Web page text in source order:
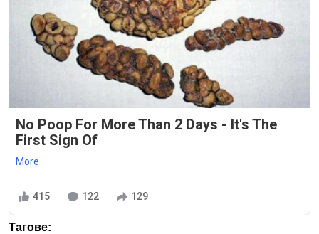
No Poop For More Than 2 Days - It's The
First Sign Of
More
415 122 129
Тагове: